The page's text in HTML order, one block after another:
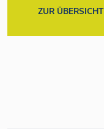
ZUR ÜBERSICHT